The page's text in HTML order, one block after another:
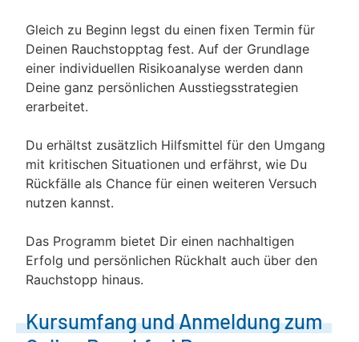
Gleich zu Beginn legst du einen fixen Termin für
Deinen Rauchstopptag fest. Auf der Grundlage
einer individuellen Risikoanalyse werden dann
Deine ganz persönlichen Ausstiegsstrategien
erarbeitet.
Du erhältst zusätzlich Hilfsmittel für den Umgang
mit kritischen Situationen und erfährst, wie Du
Rückfälle als Chance für einen weiteren Versuch
nutzen kannst.
Das Programm bietet Dir einen nachhaltigen
Erfolg und persönlichen Rückhalt auch über den
Rauchstopp hinaus.
Kursumfang und Anmeldung zum